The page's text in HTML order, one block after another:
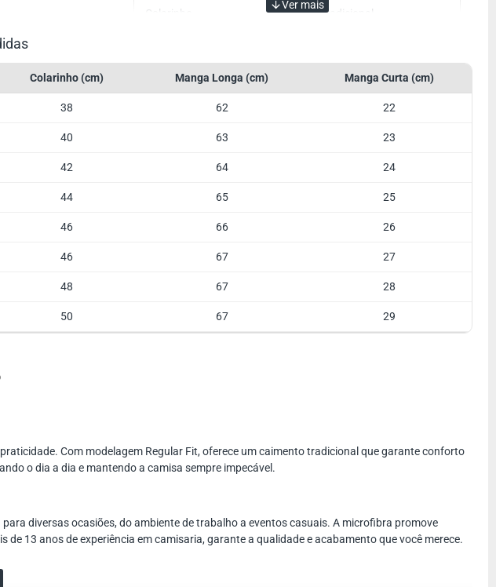
Colarinho Tradicional
Manga Manga Curta
Colarinho (cm) Manga Longa (cm) Manga Curta (cm)
38 62 22
40 63 23
42 64 24
44 65 25
46 66 26
46 67 27
48 67 28
50 67 29
Com modelagem Regular Fit, oferece um caimento tradicional que garante conforto
o dia a dia e mantendo a camisa sempre impecável.
diversas ocasiões, do ambiente de trabalho a eventos casuais. A microfibra promove
13 anos de experiência em camisaria, garante a qualidade e acabamento que você merece.